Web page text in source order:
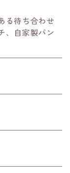
る待ち合わせ
、自家製パン